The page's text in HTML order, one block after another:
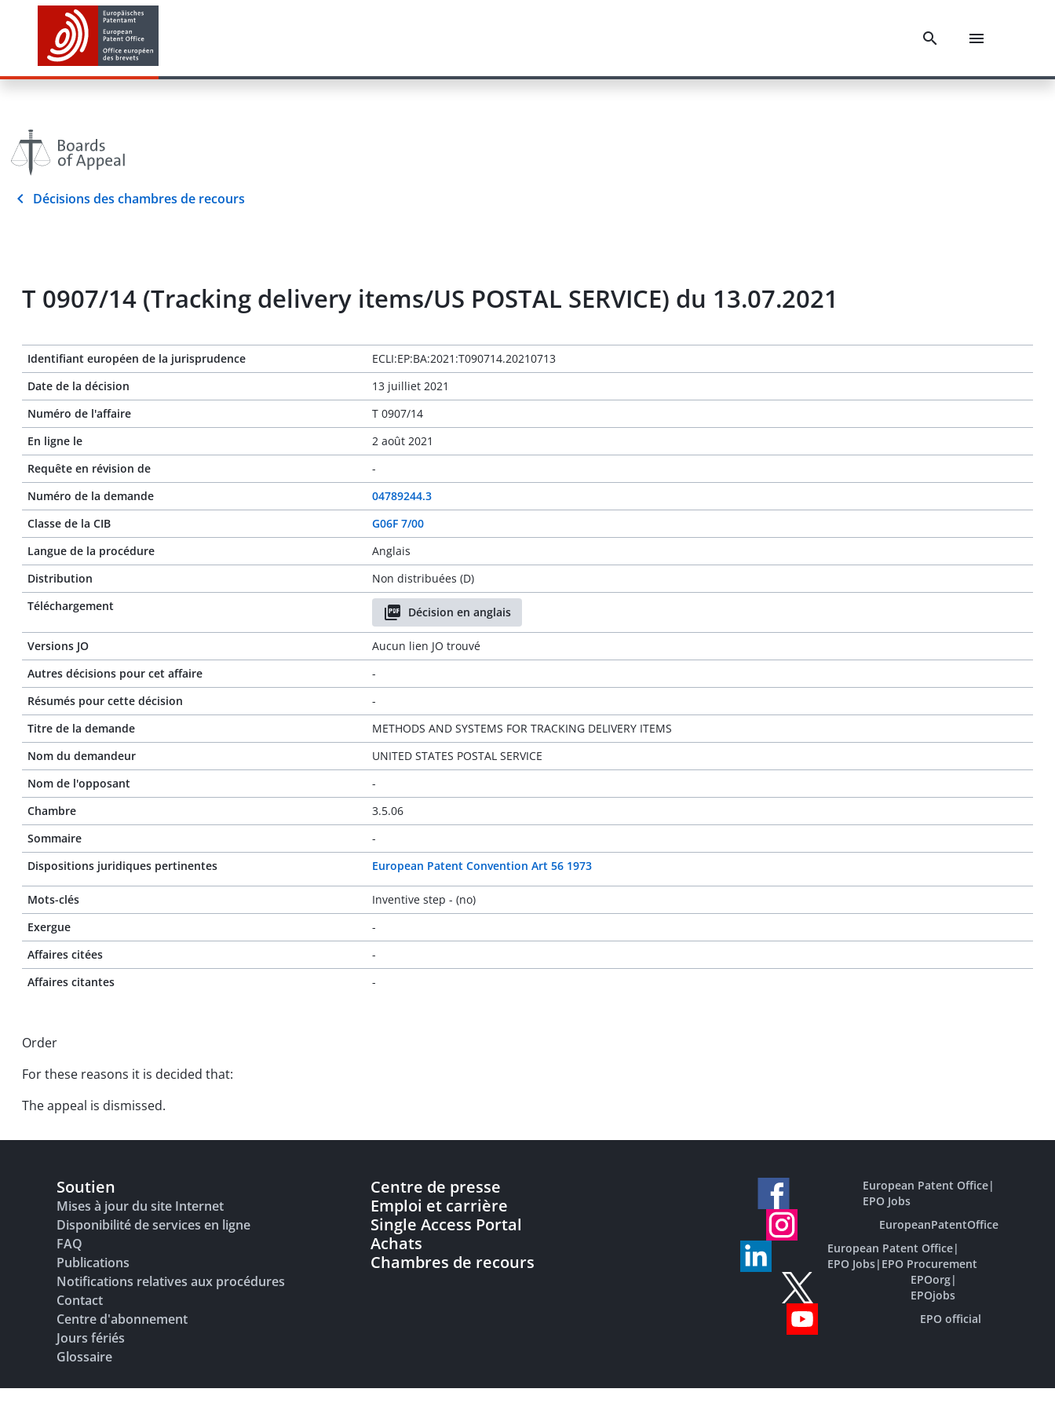
Décisions des chambres de recours
T 0907/14 (Tracking delivery items/US POSTAL SERVICE) du 13.07.2021
Identifiant européen de la jurisprudence
ECLI:EP:BA:2021:T090714.20210713
Date de la décision
13 juilliet 2021
Numéro de l'affaire
T 0907/14
En ligne le
2 août 2021
Requête en révision de
-
Numéro de la demande
04789244.3
Classe de la CIB
G06F 7/00
Langue de la procédure
Anglais
Distribution
Non distribuées (D)
Téléchargement
Décision en anglais
Versions JO
Aucun lien JO trouvé
Autres décisions pour cet affaire
-
Résumés pour cette décision
-
Titre de la demande
METHODS AND SYSTEMS FOR TRACKING DELIVERY ITEMS
Nom du demandeur
UNITED STATES POSTAL SERVICE
Nom de l'opposant
-
Chambre
3.5.06
Sommaire
-
Dispositions juridiques pertinentes
European Patent Convention Art 56 1973
Mots-clés
Inventive step - (no)
Exergue
-
Affaires citées
-
Affaires citantes
-
Order
For these reasons it is decided that:
The appeal is dismissed.
Soutien
Mises à jour du site Internet
Disponibilité de services en ligne
FAQ
Publications
Notifications relatives aux procédures
Contact
Centre d'abonnement
Jours fériés
Glossaire
Centre de presse
Emploi et carrière
Single Access Portal
Achats
Chambres de recours
European Patent Office|
EPO Jobs
EuropeanPatentOffice
European Patent Office|
EPO Jobs| EPO Procurement
EPOorg|
EPOjobs
EPO official